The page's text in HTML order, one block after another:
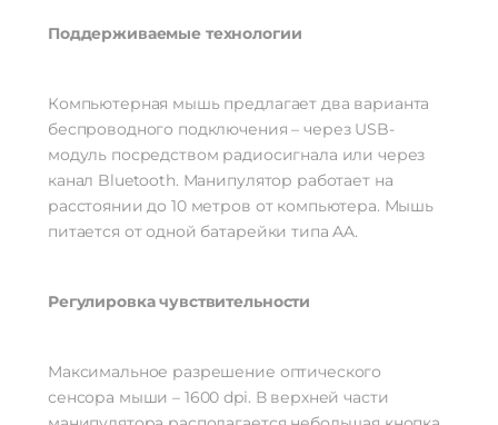
Поддерживаемые технологии
Компьютерная мышь предлагает два варианта
беспроводного подключения – через USB-
модуль посредством радиосигнала или через
канал Bluetooth. Манипулятор работает на
расстоянии до 10 метров от компьютера. Мышь
питается от одной батарейки типа AA.
Регулировка чувствительности
Максимальное разрешение оптического
сенсора мыши – 1600 dpi. В верхней части